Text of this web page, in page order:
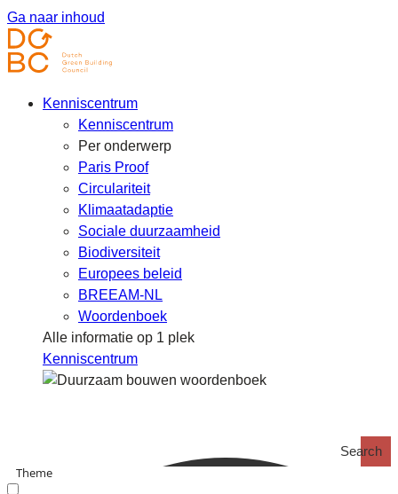
Ga naar inhoud
Kenniscentrum
Kenniscentrum
Per onderwerp
Paris Proof
Circulariteit
Klimaatadaptie
Sociale duurzaamheid
Biodiversiteit
Europees beleid
BREEAM-NL
Woordenboek
Alle informatie op 1 plek
Kenniscentrum
Search
Theme